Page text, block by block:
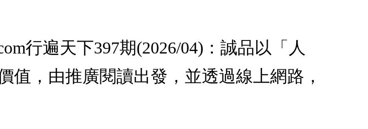
行遍天下397期(2026/04)：誠品以「人
值，由推廣閱讀出發，並透過線上網路，